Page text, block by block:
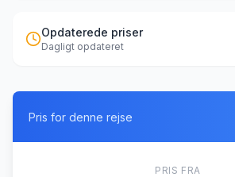
Opdaterede priser
Dagligt opdateret
Pris for denne rejse
PRIS FRA